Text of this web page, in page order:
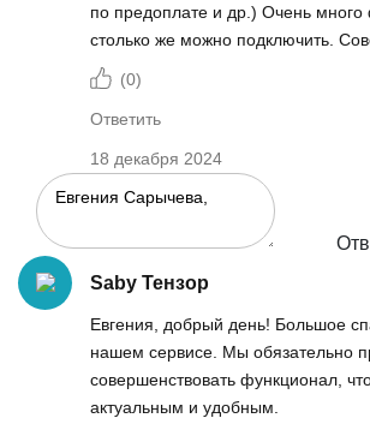
по предоплате и др.) Очень
столько же можно подключить.
(0)
Ответить
18 декабря 2024
Saby Тензор
Евгения, добрый день! Большое
нашем сервисе. Мы обязательно
совершенствовать функционал,
актуальным и удобным.